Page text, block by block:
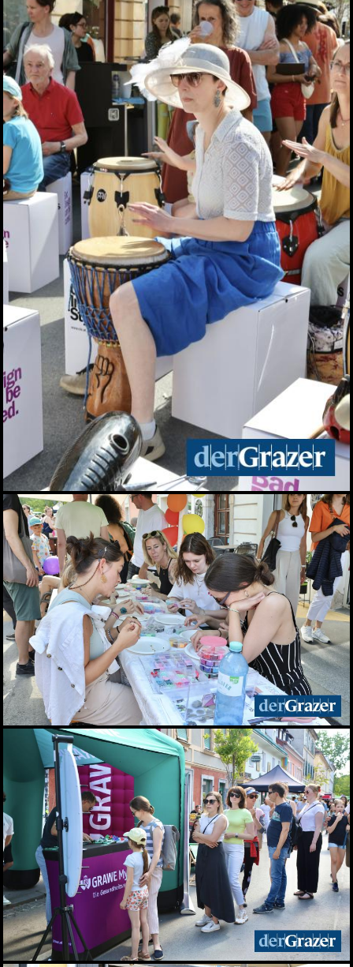
01.06.2026
Biergarten-Opening am
Schlossberg
31.05.2026
Fußball-Legende Toni
Polster im Murpark
30.05.2026
Landessieger gekürt:
Lackner ist Weingut des
Jahres 2026
28.05.2026
Night of Young Leaders
2026
27.05.2026
Zinzengrinsen - Das Fest
in und um die
Zinzendorfgasse
23.05.2026
Chorfestival: Voices of
Spirit erklangen in Graz
15.05.2026
Das Viertel 4 startet in die
Sommersaison
13.05.2026
Frühlingsfest der idlab
GmbH
12.05.2026
Shopping Friday im
Murpark
11.05.2026
Das war der Kunst- und
Designmarkt in Graz
10.05.2026
Veganmania am Grazer
Hauptplatz
09.05.2026
econet 2026 Wirtschaft.
Recht. Sicherheit
06.05.2026
Lendwirbel das
Straßenfest 2026
04.05.2026
Rund tausend Teilnehmer
beim Maiaufmarsch der
SPÖ in Graz
01.05.2026
Für ein gutes Leben: KPÖ
marschierte am 1. Mai in
Graz
01.05.2026